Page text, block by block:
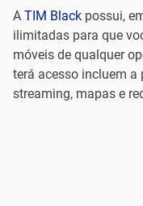
A TIM Black possui,
ilimitadas para que
móveis de qualquer
terá acesso incluem
streaming, mapas e